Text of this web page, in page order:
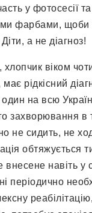
у фотосесії
фарбами, щоби
а не діагноз!
, хлопчик віком
рідкісний
один на всю
захворювання в
не сидить, не
обтяжується
навіть у
періодично